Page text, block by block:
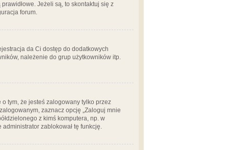
Jeżeli są, to skontaktuj się z
forum.
da Ci dostęp do dodatkowych
należenie do grup użytkowników itp.
tym, że jesteś zalogowany tylko przez
zaznacz opcję „Zaloguj mnie
z kimś komputera, np. w
zablokował tę funkcję.